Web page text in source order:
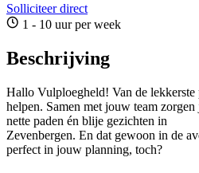
Solliciteer direct
1 - 10 uur per week
Beschrijving
Hallo Vulploegheld! Van de
helpen. Samen met jouw team
nette paden én blije gezichten in
Zevenbergen. En dat gewoon in de
perfect in jouw planning, toch?